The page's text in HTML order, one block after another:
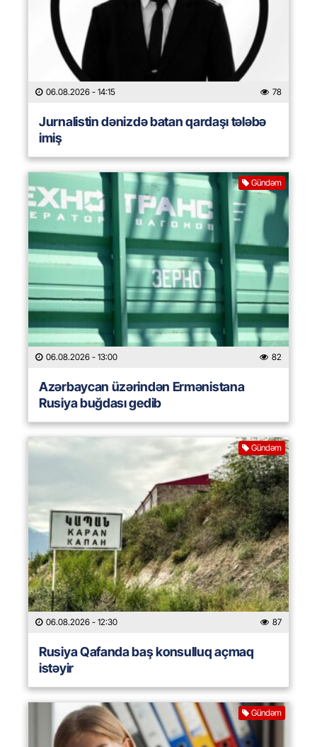
06.08.2026 - 14:15 78
Jurnalistin dənizdə batan qardaşı tələbə
imiş
Gündəm
06.08.2026 - 13:00 82
Azərbaycan üzərindən Ermənistana
Rusiya buğdası gedib
Gündəm
06.08.2026 - 12:30 87
Rusiya Qafanda baş konsulluq açmaq
istəyir
Gündəm